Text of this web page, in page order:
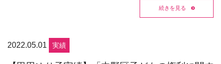
続きを見る
2022.05.01 実績